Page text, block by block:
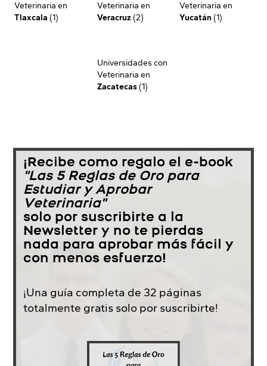
Veterinaria en
Tlaxcala (1)
Veterinaria en
Veracruz(2)
Veterinaria en
Yucatán(1)
Universidades con
Veterinaria en
Zacatecas(1)
¡Recibe como regalo el e-book
"Las 5 Reglas de Oro para
Estudiar y Aprobar
Veterinaria"
solo por suscribirte a la
Newsletter y no te pierdas
nada para aprobar más fácil y
con menos esfuerzo!
¡Una guía completa de 32 páginas
totalmente gratis solo por suscribirte!